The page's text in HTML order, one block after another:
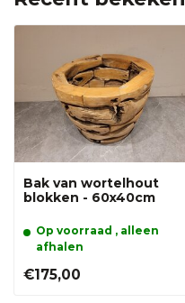
Bak van wortelhout
blokken - 60x40cm
Op voorraad , alleen
afhalen
€175,00